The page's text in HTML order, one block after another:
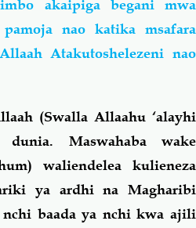
akaipiga begani mwa
nao katika msafara
Atakutoshelezeni nao
(Swalla Allaahu ‘alayhi
Maswahaba wake
waliendelea kulieneza
ya ardhi na Magharibi
baada ya nchi kwa ajili